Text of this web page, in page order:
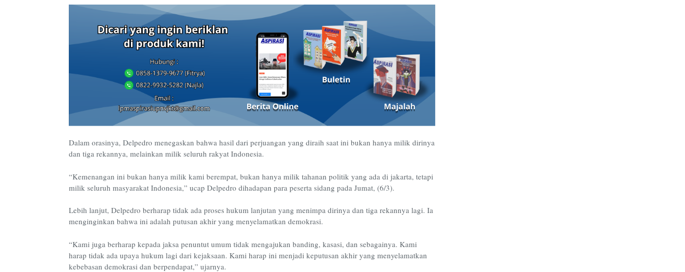
Dalam orasinya, Delpedro menegaskan bahwa hasil dari perjuangan yang diraih saat ini bukan hanya milik dirinya
dan tiga rekannya, melainkan milik seluruh rakyat Indonesia.
“Kemenangan ini bukan hanya milik kami berempat, bukan hanya milik tahanan politik yang ada di jakarta, tetapi
milik seluruh masyarakat Indonesia,” ucap Delpedro dihadapan para peserta sidang pada Jumat, (6/3).
Lebih lanjut, Delpedro berharap tidak ada proses hukum lanjutan yang menimpa dirinya dan tiga rekannya lagi. Ia
menginginkan bahwa ini adalah putusan akhir yang menyelamatkan demokrasi.
“Kami juga berharap kepada jaksa penuntut umum tidak mengajukan banding, kasasi, dan sebagainya. Kami
harap tidak ada upaya hukum lagi dari kejaksaan. Kami harap ini menjadi keputusan akhir yang menyelamatkan
kebebasan demokrasi dan berpendapat,” ujarnya.